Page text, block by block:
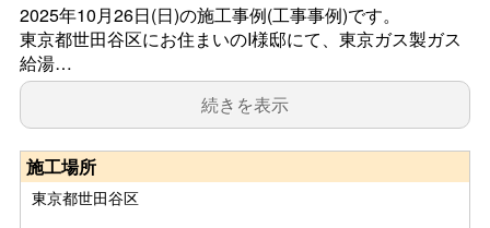
2025年10月26日(日)の施工事例(工事事例)です。
東京都世田谷区にお住まいのI様邸にて、東京ガス製ガス
給湯…
続きを表示
施工場所
東京都世田谷区